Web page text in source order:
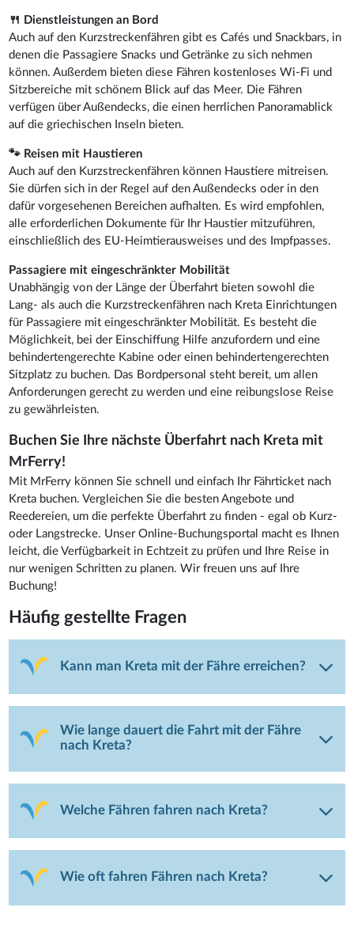
🍴 Dienstleistungen an Bord
Auch auf den Kurzstreckenfähren gibt es Cafés und Snackbars, in
denen die Passagiere Snacks und Getränke zu sich nehmen
können. Außerdem bieten diese Fähren kostenloses Wi-Fi und
Sitzbereiche mit schönem Blick auf das Meer. Die Fähren
verfügen über Außendecks, die einen herrlichen Panoramablick
auf die griechischen Inseln bieten.
🐾 Reisen mit Haustieren
Auch auf den Kurzstreckenfähren können Haustiere mitreisen.
Sie dürfen sich in der Regel auf den Außendecks oder in den
dafür vorgesehenen Bereichen aufhalten. Es wird empfohlen,
alle erforderlichen Dokumente für Ihr Haustier mitzuführen,
einschließlich des EU-Heimtierausweises und des Impfpasses.
Passagiere mit eingeschränkter Mobilität
Unabhängig von der Länge der Überfahrt bieten sowohl die
Lang- als auch die Kurzstreckenfähren nach Kreta Einrichtungen
für Passagiere mit eingeschränkter Mobilität. Es besteht die
Möglichkeit, bei der Einschiffung Hilfe anzufordern und eine
behindertengerechte Kabine oder einen behindertengerechten
Sitzplatz zu buchen. Das Bordpersonal steht bereit, um allen
Anforderungen gerecht zu werden und eine reibungslose Reise
zu gewährleisten.
Buchen Sie Ihre nächste Überfahrt nach Kreta mit
MrFerry!
Mit MrFerry können Sie schnell und einfach Ihr Fährticket nach
Kreta buchen. Vergleichen Sie die besten Angebote und
Reedereien, um die perfekte Überfahrt zu finden - egal ob Kurz-
oder Langstrecke. Unser Online-Buchungsportal macht es Ihnen
leicht, die Verfügbarkeit in Echtzeit zu prüfen und Ihre Reise in
nur wenigen Schritten zu planen. Wir freuen uns auf Ihre
Buchung!
Häufig gestellte Fragen
Kann man Kreta mit der Fähre erreichen?
Wie lange dauert die Fahrt mit der Fähre
nach Kreta?
Welche Fähren fahren nach Kreta?
Wie oft fahren Fähren nach Kreta?